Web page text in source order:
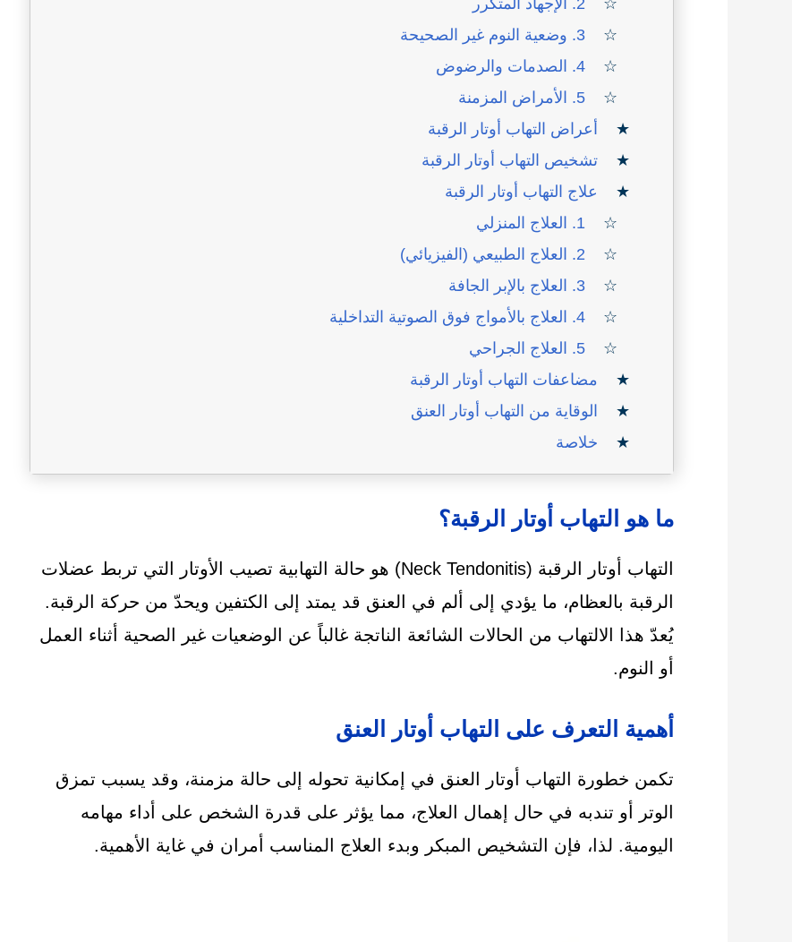
3. وضعية النوم غير الصحيحة
4. الصدمات والرضوض
5. الأمراض المزمنة
أعراض التهاب أوتار الرقبة
تشخيص التهاب أوتار الرقبة
علاج التهاب أوتار الرقبة
1. العلاج المنزلي
2. العلاج الطبيعي (الفيزيائي)
3. العلاج بالإبر الجافة
4. العلاج بالأمواج فوق الصوتية التداخلية
5. العلاج الجراحي
مضاعفات التهاب أوتار الرقبة
الوقاية من التهاب أوتار العنق
خلاصة
ما هو التهاب أوتار الرقبة؟
التهاب أوتار الرقبة (Neck Tendonitis) هو حالة التهابية تصيب الأوتار التي تربط عضلات
الرقبة بالعظام، ما يؤدي إلى ألم في العنق قد يمتد إلى الكتفين ويحدّ من حركة الرقبة.
يُعدّ هذا الالتهاب من الحالات الشائعة الناتجة غالباً عن الوضعيات غير الصحية أثناء العمل
أو النوم.
أهمية التعرف على التهاب أوتار العنق
تكمن خطورة التهاب أوتار العنق في إمكانية تحوله إلى حالة مزمنة، وقد يسبب تمزق
الوتر أو تندبه في حال إهمال العلاج، مما يؤثر على قدرة الشخص على أداء مهامه
اليومية. لذا، فإن التشخيص المبكر وبدء العلاج المناسب أمران في غاية الأهمية.